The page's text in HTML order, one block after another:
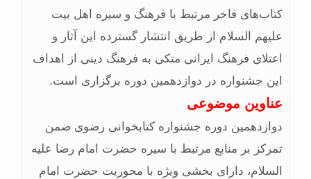
کتاب‌های فاخر مرتبط با فرهنگ و سیره اهل بیت
علیهم السلام از طریق انتشار گسترده این آثار و
اعتلای فرهنگ ایرانی متکی به فرهنگ دینی از اهداف
این جشنواره در دوازدهمین دوره برگزاری است.
عناوین موضوعی
دوازدهمین دوره جشنواره کتابخوانی رضوی ضمن
تمرکز بر منابع مرتبط با سیره حضرت امام رضا علیه
السلام، دارای بخشی ویژه با محوریت حضرت امام